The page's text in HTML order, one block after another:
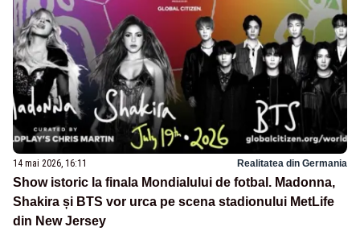
14 mai 2026, 16:11 Realitatea din Germania
Show istoric la finala Mondialului de fotbal. Madonna,
Shakira și BTS vor urca pe scena stadionului MetLife
din New Jersey